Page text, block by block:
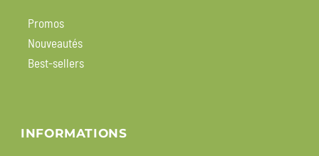
Promos
Nouveautés
Best-sellers
INFORMATIONS